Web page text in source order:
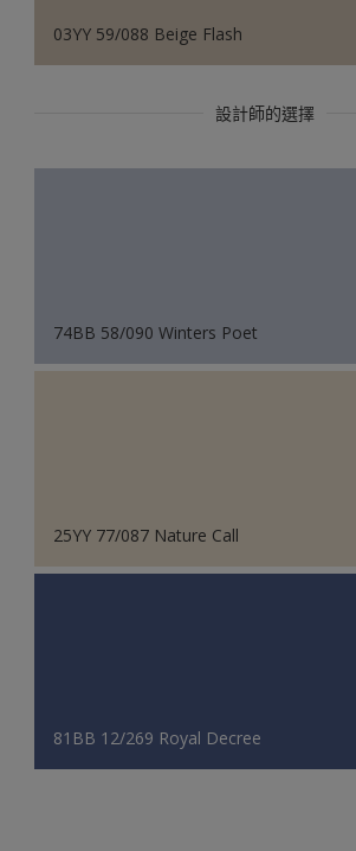
03YY 59/088 Beige Flash
設計師的選擇
74BB 58/090 Winters Poet
25YY 77/087 Nature Call
81BB 12/269 Royal Decree